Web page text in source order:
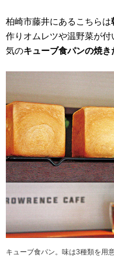
柏崎市藤井にあるこちらは
作りオムレツや温野菜が
気のキューブ食パンの焼き
キューブ食パン。味は3種類を用